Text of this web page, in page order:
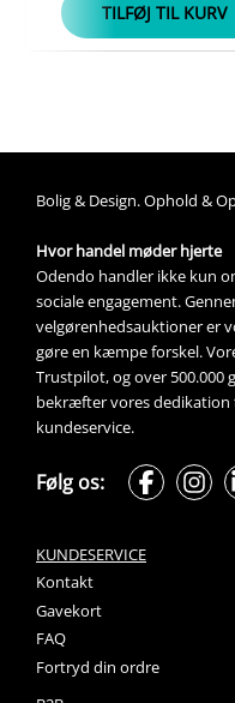
TILFØJ TIL KURV
Bolig & Design. Ophold &
Hvor handel møder hjerte
Odendo handler ikke kun
sociale engagement.
velgørenhedsauktioner er
gøre en kæmpe forskel.
Trustpilot, og over 500.000
bekræfter vores dedikation
kundeservice.
Følg os:
KUNDESERVICE
Kontakt
Gavekort
FAQ
Fortryd din ordre